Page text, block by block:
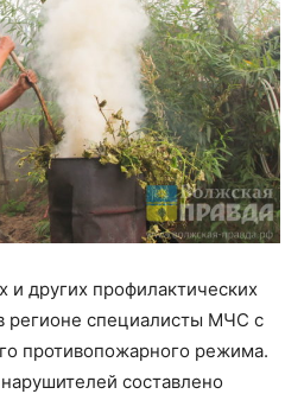
и других профилактических
регионе специалисты МЧС с
противопожарного режима.
составлено